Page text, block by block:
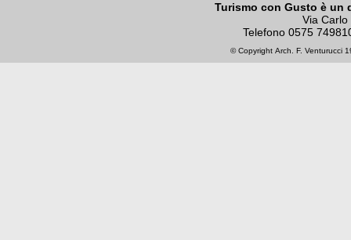
Turismo con Gusto è un
Via
Telefono 0575
© Copyright Arch. F. Venturucci